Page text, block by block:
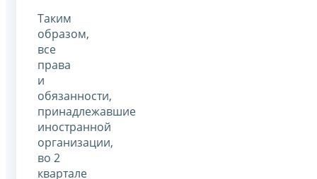
Таким
образом,
все
права
и
обязанности,
принадлежавшие
иностранной
организации,
во 2
квартале